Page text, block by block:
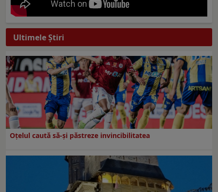
Ultimele Ştiri
Oțelul caută să-și păstreze invincibilitatea